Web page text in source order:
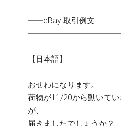
━━eBay 取引例文
【日本語】
おせわになります。
荷物が11/20から動いて
が、
届きましたでしょうか？